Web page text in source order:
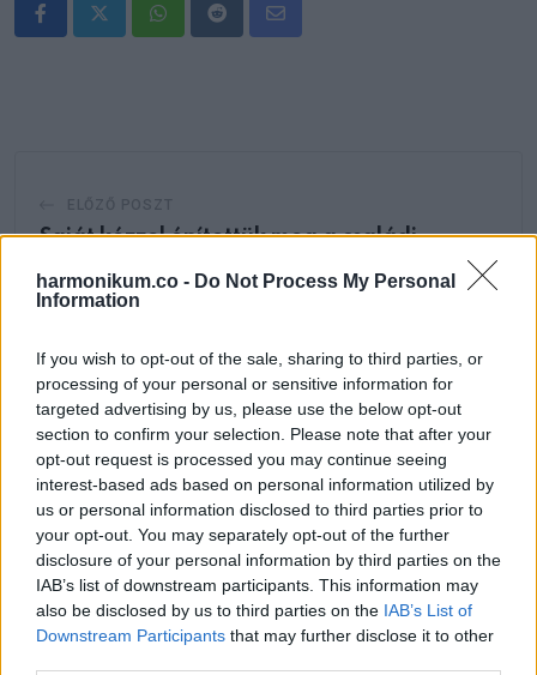
harmonikum.co - Do Not Process My Personal
Information
If you wish to opt-out of the sale, sharing to third parties, or
processing of your personal or sensitive information for
targeted advertising by us, please use the below opt-out
section to confirm your selection. Please note that after your
opt-out request is processed you may continue seeing
interest-based ads based on personal information utilized by
us or personal information disclosed to third parties prior to
your opt-out. You may separately opt-out of the further
disclosure of your personal information by third parties on the
IAB’s list of downstream participants. This information may
also be disclosed by us to third parties on the IAB’s List of
Downstream Participants that may further disclose it to other
WhatsappRedditShare
Saját kézzel építettük meg a családi
házunkat. 17 ezer vályogtéglából készült
el, képek
KÖVETKEZŐ POSZT
Vicc:Két lenge erkölcsű hölgyemény
találkozik a placcon.